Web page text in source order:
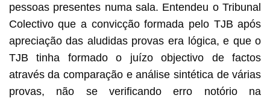
pessoas presentes numa sala. Entendeu o Tribunal
Colectivo que a convicção formada pelo TJB após
apreciação das aludidas provas era lógica, e que o
TJB tinha formado o juízo objectivo de factos
através da comparação e análise sintética de várias
provas, não se verificando erro notório na